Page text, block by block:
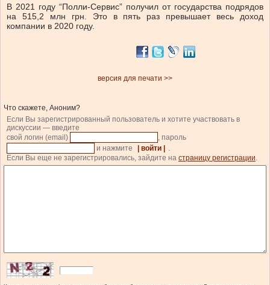
В 2021 году “Полли-Сервис” получил от государства подрядов
на 515,2 млн грн. Это в пять раз превышает весь доход
компании в 2020 году.
версия для печати >>
Что скажете, Аноним?
Если Вы зарегистрированный пользователь и хотите участвовать в
дискуссии — введите
свой логин (email)
, пароль
и нажмите
| войти |
.
Если Вы еще не зарегистрировались, зайдите на страницу регистрации.